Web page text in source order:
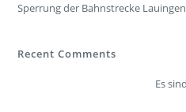
Sperrung der Bahnstrecke
Recent Comments
Es